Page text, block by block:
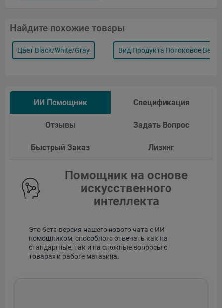
Найдите похожие товары
Цвет Black/white/gray Вид Продукта Потоковое
ИИ Помощник Спецификация
Отзывы Задать Вопрос
Быстрый Заказ Лизинг
Помощник на основе
искусственного
интеллекта
Это бета-версия нашего нового чата с ИИ
помощником, способного отвечать как на
стандартные, так и на сложные вопросы о
товарах и работе магазина.